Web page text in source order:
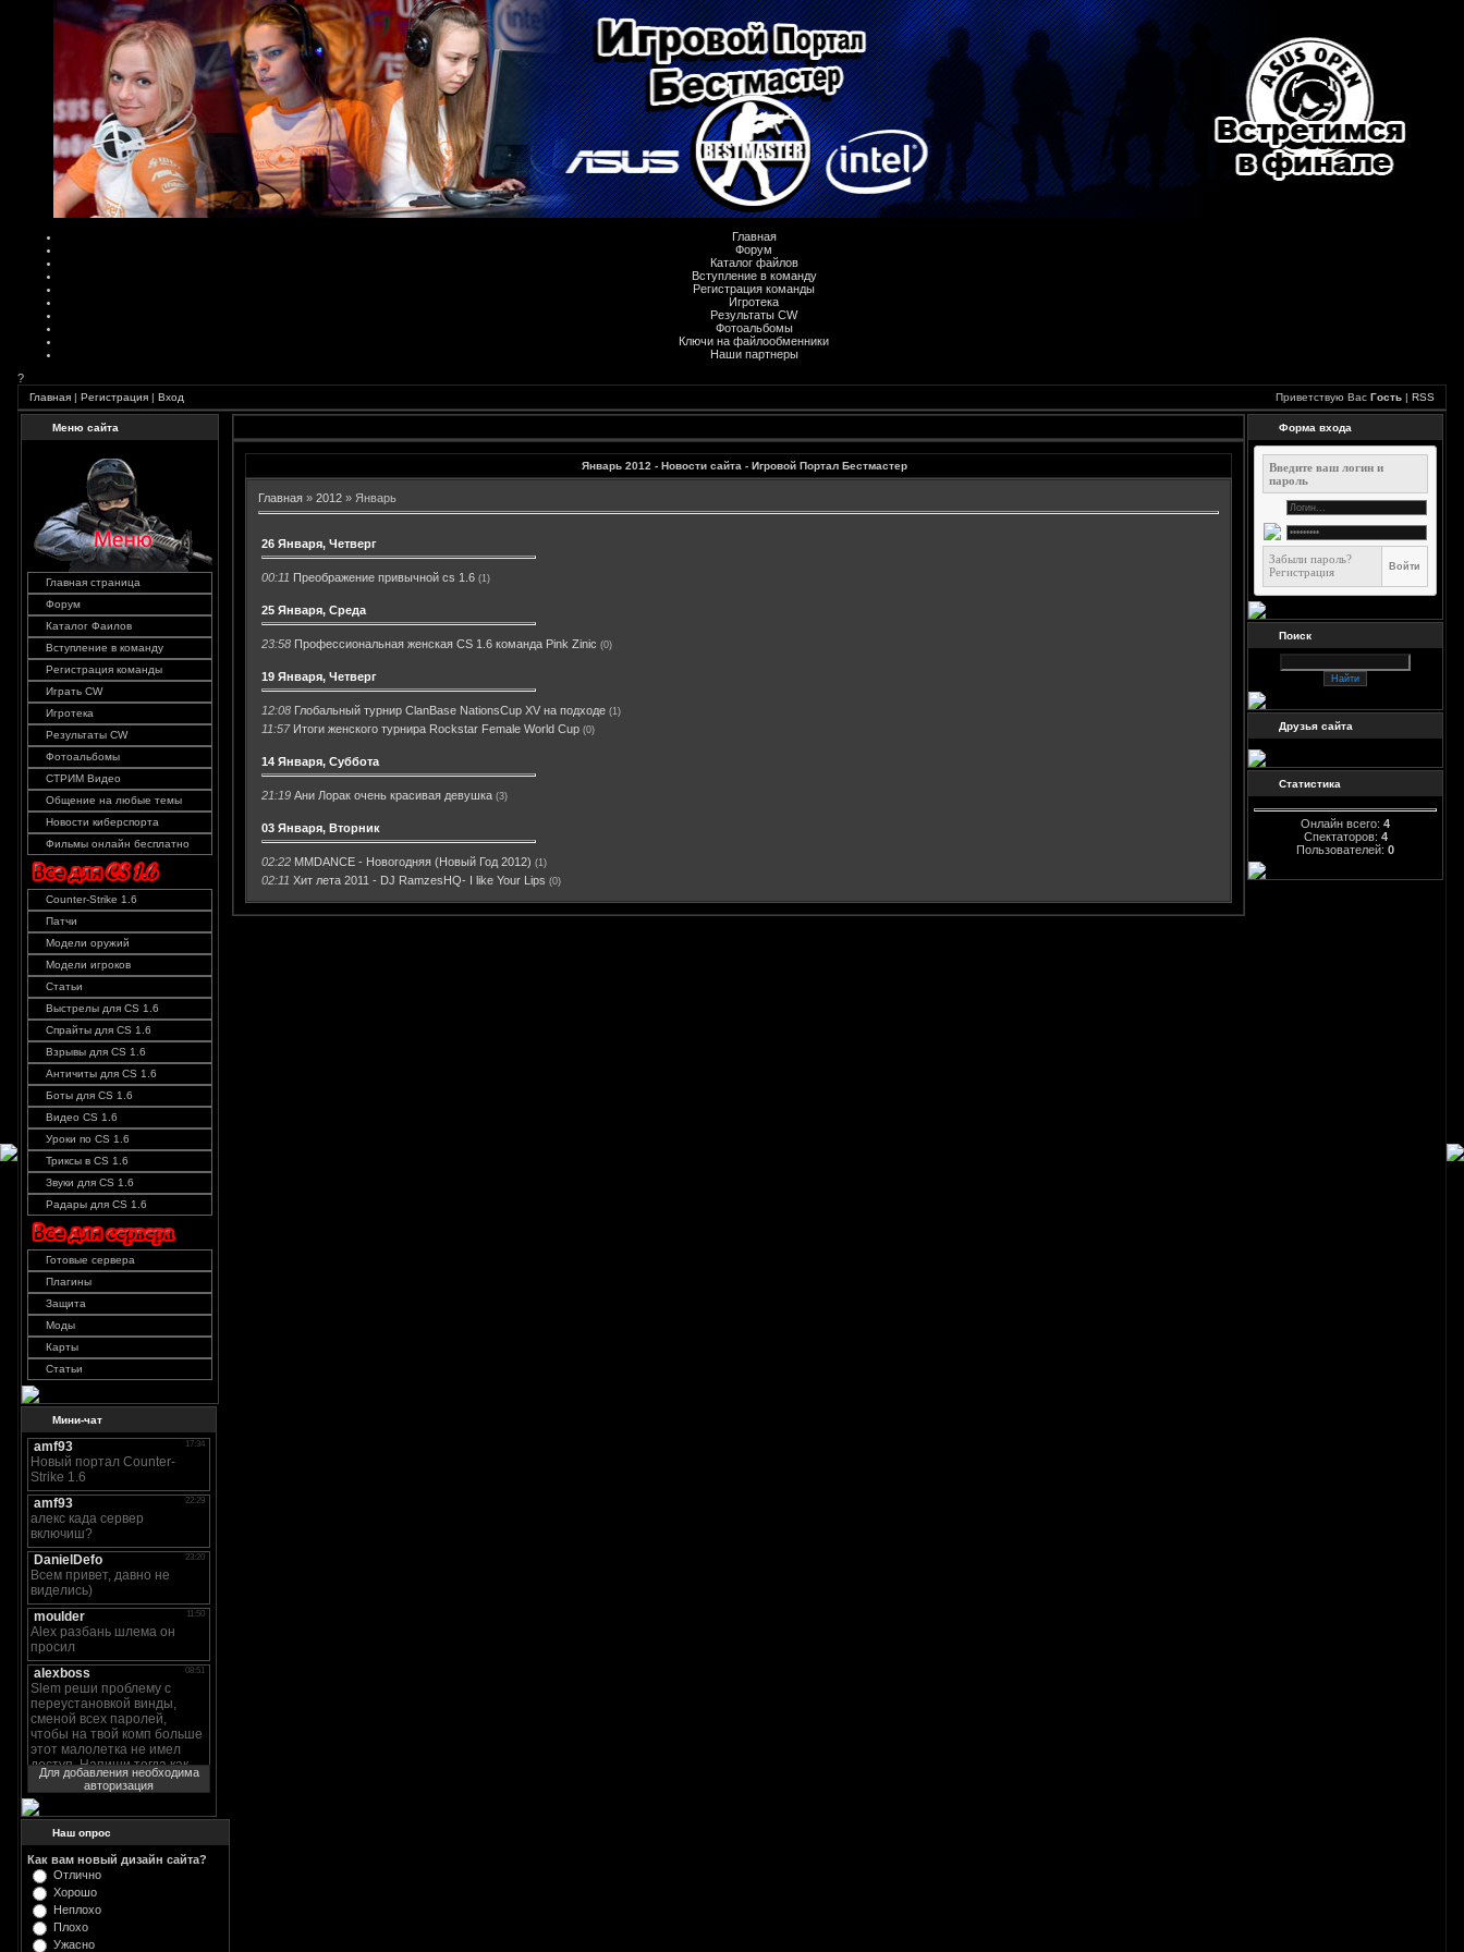
Главная
Форум
Каталог файлов
Вступление в команду
Регистрация команды
Игротека
Результаты CW
Фотоальбомы
Ключи на файлообменники
Наши партнеры
?
Главная | Регистрация | Вход Приветствую Вас Гость | RSS
Меню сайта
Главная страница
Форум
Каталог Фаилов
Вступление в команду
Регистрация команды
Играть CW
Игротека
Результаты CW
Фотоальбомы
СТРИМ Видео
Общение на любые темы
Новости киберспорта
Фильмы онлайн бесплатно
Counter-Strike 1.6
Патчи
Модели оружий
Модели игроков
Статьи
Выстрелы для CS 1.6
Спрайты для CS 1.6
Взрывы для CS 1.6
Античиты для CS 1.6
Боты для CS 1.6
Видео CS 1.6
Уроки по CS 1.6
Триксы в CS 1.6
Звуки для CS 1.6
Радары для CS 1.6
Готовые сервера
Плагины
Защита
Моды
Карты
Статьи
Мини-чат
Для добавления необходима
авторизация
Наш опрос
Как вам новый дизайн сайта?
Отлично
Хорошо
Неплохо
Плохо
Ужасно
Январь 2012 - Новости сайта - Игровой Портал Бестмастер
Главная » 2012 » Январь
26 Января, Четверг
00:11 Преображение привычной cs 1.6 (1)
25 Января, Среда
23:58 Профессиональная женская CS 1.6 команда Pink Zinic (0)
19 Января, Четверг
12:08 Глобальный турнир ClanBase NationsCup XV на подходе (1)
11:57 Итоги женского турнира Rockstar Female World Cup (0)
14 Января, Суббота
21:19 Ани Лорак очень красивая девушка (3)
03 Января, Вторник
02:22 MMDANCE - Новогодняя (Новый Год 2012) (1)
02:11 Хит лета 2011 - DJ RamzesHQ- I like Your Lips (0)
Форма входа
Введите ваш логин и
пароль
Забыли пароль?
Регистрация
Поиск
Друзья сайта
Статистика
Онлайн всего: 4
Спектаторов: 4
Пользователей: 0